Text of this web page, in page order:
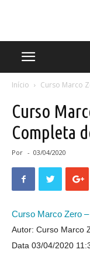
Início Curso Marco
Curso
Completa
Por - 03/04/2020
Curso Marco Zero
Autor: Curso Marco
Data 03/04/2020